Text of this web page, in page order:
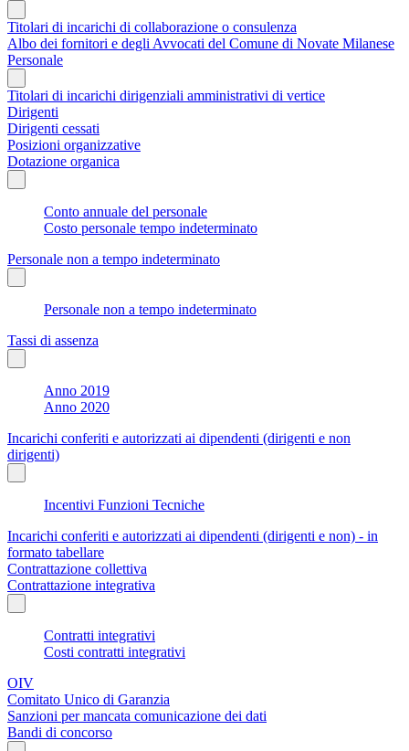
Titolari di incarichi di collaborazione o consulenza
Albo dei fornitori e degli Avvocati del Comune di Novate Milanese
Personale
Titolari di incarichi dirigenziali amministrativi di vertice
Dirigenti
Dirigenti cessati
Posizioni organizzative
Dotazione organica
Conto annuale del personale
Costo personale tempo indeterminato
Personale non a tempo indeterminato
Personale non a tempo indeterminato
Tassi di assenza
Anno 2019
Anno 2020
Incarichi conferiti e autorizzati ai dipendenti (dirigenti e non
dirigenti)
Incentivi Funzioni Tecniche
Incarichi conferiti e autorizzati ai dipendenti (dirigenti e non) - in
formato tabellare
Contrattazione collettiva
Contrattazione integrativa
Contratti integrativi
Costi contratti integrativi
OIV
Comitato Unico di Garanzia
Sanzioni per mancata comunicazione dei dati
Bandi di concorso